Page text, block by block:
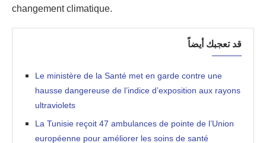
changement climatique.
قد تعجبك أيضاً
Le ministère de la Santé met en garde contre une
hausse dangereuse de l’indice d’exposition aux rayons
ultraviolets
La Tunisie reçoit 47 ambulances de pointe de l’Union
européenne pour améliorer les soins de santé